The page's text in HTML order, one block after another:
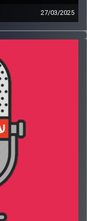
27/03/2025
פודקאסט האן.בי.איי
דוידוביץ' ועידן
רבע 1: בוסטון
והאם שיקאגו בולס
רבע 2: השמש
רבע 3: הת'נדר
עידן